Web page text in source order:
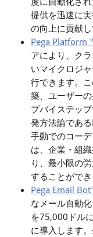
提供を迅速に
の向上に貢献し
Pega Platform
アにより、ク
いマイクロジ
行できます。
築、ユーザー
プバイステッ
発方法論であ
手動でのコー
は、企業・組
り、最小限の
することができ
Pega Email
なメール自動
を75,000ドル
に導入します